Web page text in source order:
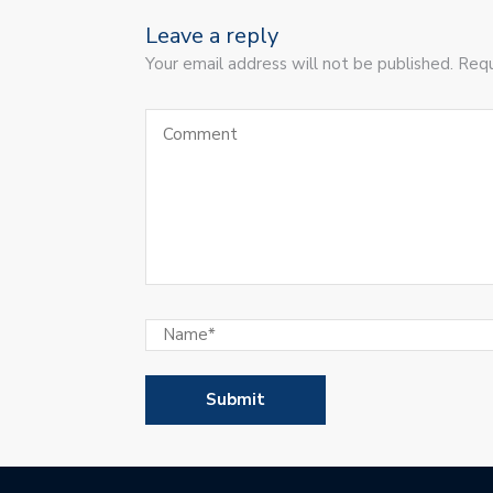
Leave a reply
Your email address will not be published.